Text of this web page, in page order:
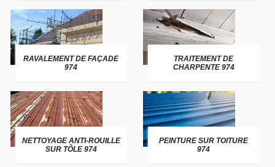
RAVALEMENT DE FAÇADE
974
TRAITEMENT DE
CHARPENTE 974
NETTOYAGE ANTI-ROUILLE
SUR TÔLE 974
PEINTURE SUR TOITURE
974